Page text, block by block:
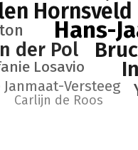
Hans-
Hornsveld
der Pol
Losavio
Janmaat-Versteeg
Carlijn de Roos